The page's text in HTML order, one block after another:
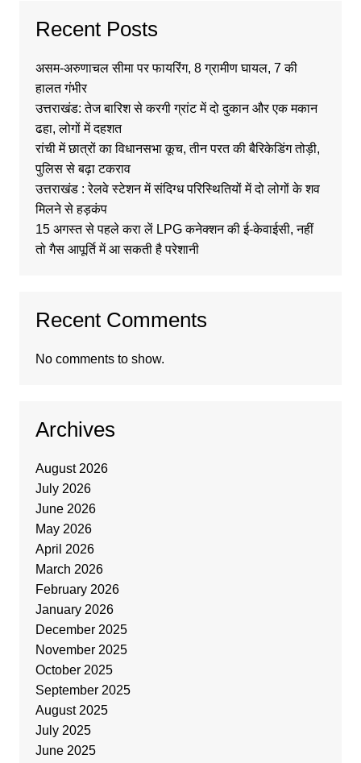
Recent Posts
असम-अरुणाचल सीमा पर फायरिंग, 8 ग्रामीण घायल, 7 की
हालत गंभीर
उत्तराखंड: तेज बारिश से करगी ग्रांट में दो दुकान और एक मकान
ढहा, लोगों में दहशत
रांची में छात्रों का विधानसभा कूच, तीन परत की बैरिकेडिंग तोड़ी,
पुलिस से बढ़ा टकराव
उत्तराखंड : रेलवे स्टेशन में संदिग्ध परिस्थितियों में दो लोगों के शव
मिलने से हड़कंप
15 अगस्त से पहले करा लें LPG कनेक्शन की ई-केवाईसी, नहीं
तो गैस आपूर्ति में आ सकती है परेशानी
Recent Comments
No comments to show.
Archives
August 2026
July 2026
June 2026
May 2026
April 2026
March 2026
February 2026
January 2026
December 2025
November 2025
October 2025
September 2025
August 2025
July 2025
June 2025